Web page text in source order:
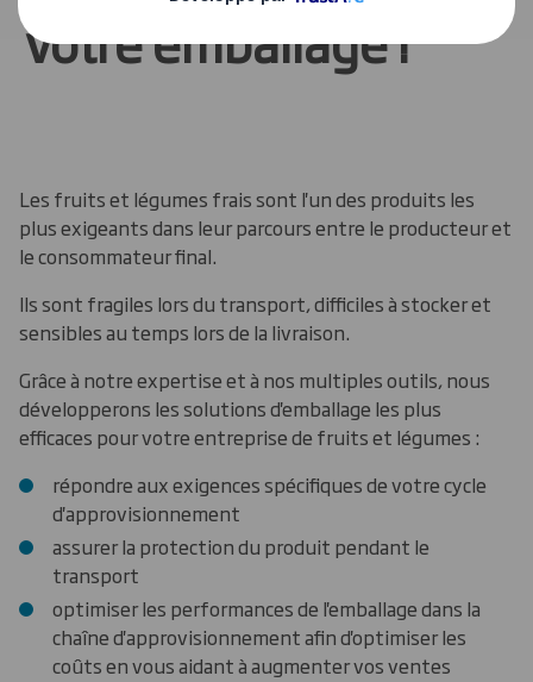
votre emballage !
Les fruits et légumes frais sont l'un des produits les
plus exigeants dans leur parcours entre le producteur et
le consommateur final.
Ils sont fragiles lors du transport, difficiles à stocker et
sensibles au temps lors de la livraison.
Grâce à notre expertise et à nos multiples outils, nous
développerons les solutions d'emballage les plus
efficaces pour votre entreprise de fruits et légumes :
répondre aux exigences spécifiques de votre cycle
d'approvisionnement
assurer la protection du produit pendant le
transport
optimiser les performances de l'emballage dans la
chaîne d'approvisionnement afin d'optimiser les
coûts en vous aidant à augmenter vos ventes